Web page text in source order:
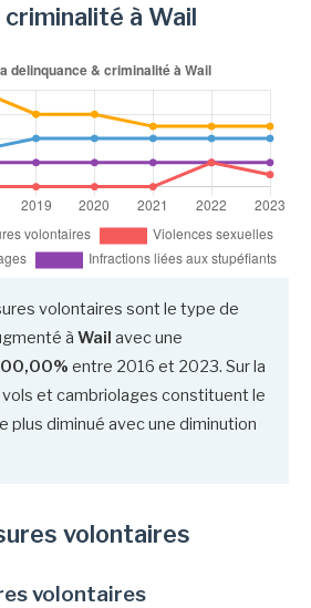
à Wail
volontaires sont le type de
à Wail avec une
entre 2016 et 2023. Sur la
et cambriolages constituent le
plus diminué avec une diminution
volontaires
volontaires